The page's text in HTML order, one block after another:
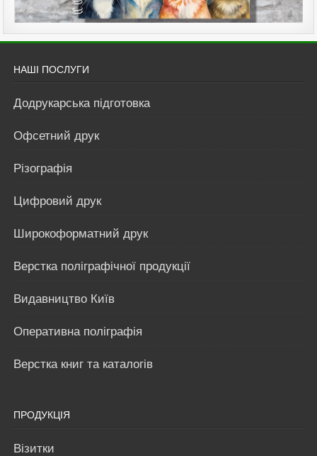
НАШІ ПОСЛУГИ
Додрукарська підготовка
Офсетний друк
Різографія
Цифровий друк
Широкоформатний друк
Верстка поліграфічної продукції
Видавництво Київ
Оперативна поліграфія
Верстка книг та каталогів
ПРОДУКЦІЯ
Візитки